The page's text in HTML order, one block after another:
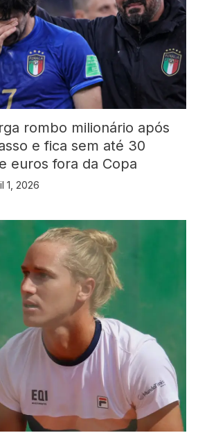
rombo milionário após
e fica sem até 30
euros fora da Copa
1, 2026